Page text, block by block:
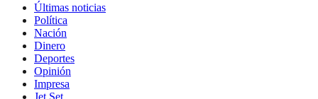
Últimas noticias
Política
Nación
Dinero
Deportes
Opinión
Impresa
Jet Set